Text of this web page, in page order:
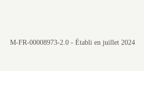
M-FR-00008973-2.0 - Établi en juillet 2024